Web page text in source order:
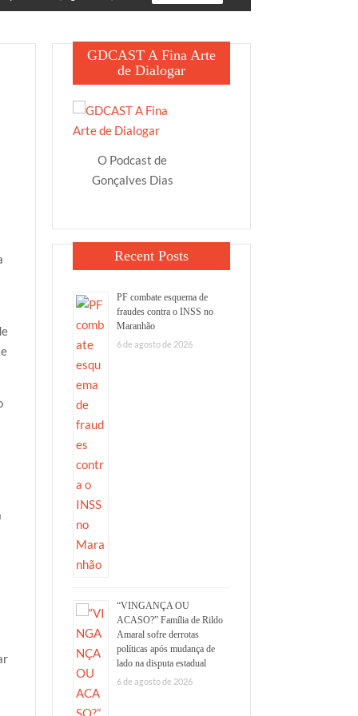
GDCAST A Fina Arte
de Dialogar
O Podcast de
Gonçalves Dias
Recent Posts
PF combate esquema de
fraudes contra o INSS no
Maranhão
6 de agosto de 2026
“VINGANÇA OU
ACASO?” Família de Rildo
Amaral sofre derrotas
políticas após mudança de
lado na disputa estadual
6 de agosto de 2026